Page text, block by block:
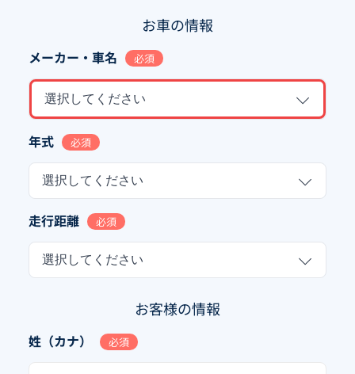
お車の情報
メーカー・車名 必須
選択してください
年式 必須
選択してください
走行距離 必須
選択してください
お客様の情報
姓（カナ） 必須